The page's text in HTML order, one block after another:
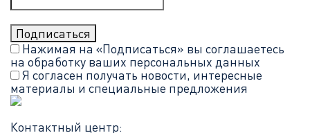
Нажимая на «Подписаться» вы соглашаетесь
на обработку ваших персональных данных
Я согласен получать новости, интересные
материалы и специальные предложения
Контактный центр: